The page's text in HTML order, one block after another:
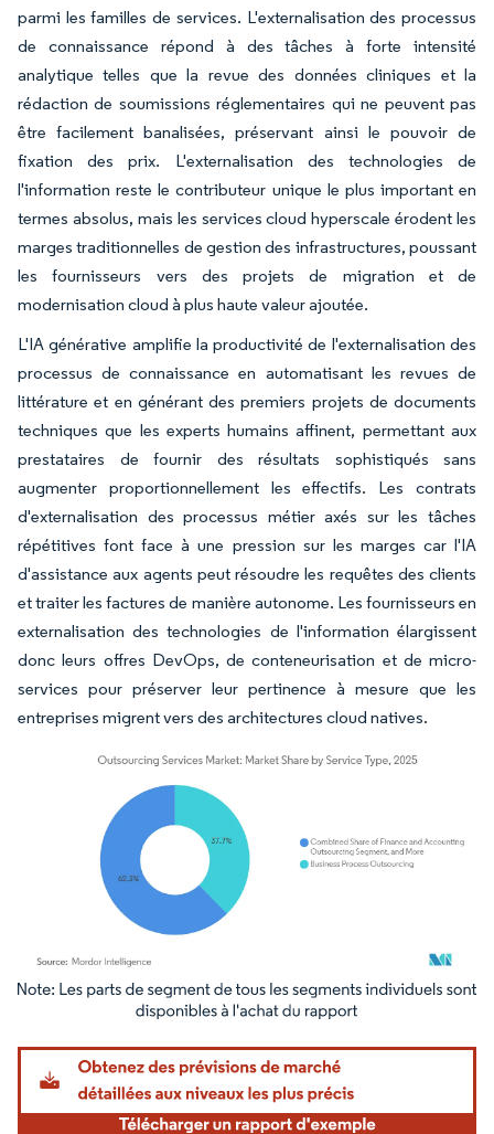
parmi les familles de services. L'externalisation des processus
de connaissance répond à des tâches à forte intensité
analytique telles que la revue des données cliniques et la
rédaction de soumissions réglementaires qui ne peuvent pas
être facilement banalisées, préservant ainsi le pouvoir de
fixation des prix. L'externalisation des technologies de
l'information reste le contributeur unique le plus important en
termes absolus, mais les services cloud hyperscale érodent les
marges traditionnelles de gestion des infrastructures, poussant
les fournisseurs vers des projets de migration et de
modernisation cloud à plus haute valeur ajoutée.
L'IA générative amplifie la productivité de l'externalisation des
processus de connaissance en automatisant les revues de
littérature et en générant des premiers projets de documents
techniques que les experts humains affinent, permettant aux
prestataires de fournir des résultats sophistiqués sans
augmenter proportionnellement les effectifs. Les contrats
d'externalisation des processus métier axés sur les tâches
répétitives font face à une pression sur les marges car l'IA
d'assistance aux agents peut résoudre les requêtes des clients
et traiter les factures de manière autonome. Les fournisseurs en
externalisation des technologies de l'information élargissent
donc leurs offres DevOps, de conteneurisation et de micro-
services pour préserver leur pertinence à mesure que les
entreprises migrent vers des architectures cloud natives.
Image © Mordor Intelligence. La réutilisation nécessite une attribution sous CC BY